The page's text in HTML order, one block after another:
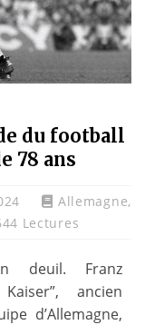
du football
78 ans
Allemagne,
Lectures
deuil. Franz
ancien
d’Allemagne,